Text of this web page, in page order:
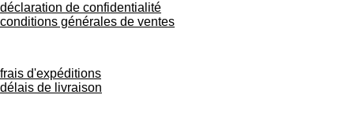
déclaration de confidentialité
conditions générales de ventes
frais d'expéditions
délais de livraison